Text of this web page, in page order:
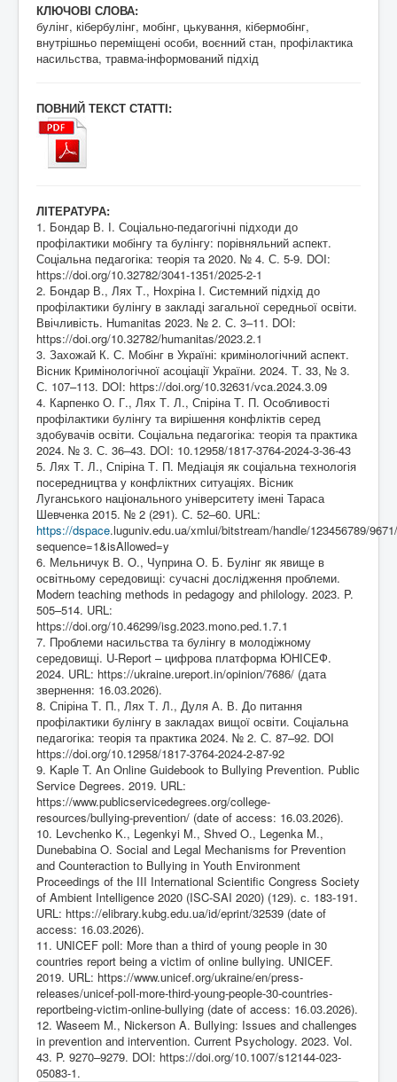
КЛЮЧОВІ СЛОВА:
булінг, кібербулінг, мобінг, цькування, кібермобінг,
внутрішньо переміщені особи, воєнний стан, профілактика
насильства, травма-інформований підхід
ПОВНИЙ ТЕКСТ СТАТТІ:
ЛІТЕРАТУРА:
1. Бондар В. І. Соціально-педагогічні підходи до
профілактики мобінгу та булінгу: порівняльний аспект.
Соціальна педагогіка: теорія та 2020. № 4. С. 5-9. DOI:
https://doi.org/10.32782/3041-1351/2025-2-1
2. Бондар В., Лях Т., Нохріна І. Системний підхід до
профілактики булінгу в закладі загальної середньої освіти.
Ввічливість. Humanitas 2023. № 2. С. 3–11. DOI:
https://doi.org/10.32782/humanitas/2023.2.1
3. Захожай К. С. Мобінг в Україні: кримінологічний аспект.
Вісник Кримінологічної асоціації України. 2024. Т. 33, № 3.
С. 107–113. DOI: https://doi.org/10.32631/vca.2024.3.09
4. Карпенко О. Г., Лях Т. Л., Спіріна Т. П. Особливості
профілактики булінгу та вирішення конфліктів серед
здобувачів освіти. Соціальна педагогіка: теорія та практика
2024. № 3. С. 36–43. DOI: 10.12958/1817-3764-2024-3-36-43
5. Лях Т. Л., Спіріна Т. П. Медіація як соціальна технологія
посередництва у конфліктних ситуаціях. Вісник
Луганського національного університету імені Тараса
Шевченка 2015. № 2 (291). С. 52–60. URL:
https://dspace.luguniv.edu.ua/xmlui/bitstream/handle/123456789/
sequence=1&isAllowed=y
6. Мельничук В. О., Чуприна О. Б. Булінг як явище в
освітньому середовищі: сучасні дослідження проблеми.
Modern teaching methods in pedagogy and philology. 2023. P.
505–514. URL:
https://doi.org/10.46299/isg.2023.mono.ped.1.7.1
7. Проблеми насильства та булінгу в молодіжному
середовищі. U-Report – цифрова платформа ЮНІСЕФ.
2024. URL: https://ukraine.ureport.in/opinion/7686/ (дата
звернення: 16.03.2026).
8. Спіріна Т. П., Лях Т. Л., Дуля А. В. До питання
профілактики булінгу в закладах вищої освіти. Соціальна
педагогіка: теорія та практика 2024. № 2. С. 87–92. DOI
https://doi.org/10.12958/1817-3764-2024-2-87-92
9. Kaple T. An Online Guidebook to Bullying Prevention. Public
Service Degrees. 2019. URL:
https://www.publicservicedegrees.org/college-
resources/bullying-prevention/ (date of access: 16.03.2026).
10. Levchenko K., Legenkyi M., Shved O., Legenka M.,
Dunebabina O. Social and Legal Mechanisms for Prevention
and Counteraction to Bullying in Youth Environment
Proceedings of the III International Scientific Congress Society
of Ambient Intelligence 2020 (ISC-SAI 2020) (129). с. 183-191.
URL: https://elibrary.kubg.edu.ua/id/eprint/32539 (date of
access: 16.03.2026).
11. UNICEF poll: More than a third of young people in 30
countries report being a victim of online bullying. UNICEF.
2019. URL: https://www.unicef.org/ukraine/en/press-
releases/unicef-poll-more-third-young-people-30-countries-
reportbeing-victim-online-bullying (date of access: 16.03.2026).
12. Waseem M., Nickerson A. Bullying: Issues and challenges
in prevention and intervention. Current Psychology. 2023. Vol.
43. P. 9270–9279. DOI: https://doi.org/10.1007/s12144-023-
05083-1.